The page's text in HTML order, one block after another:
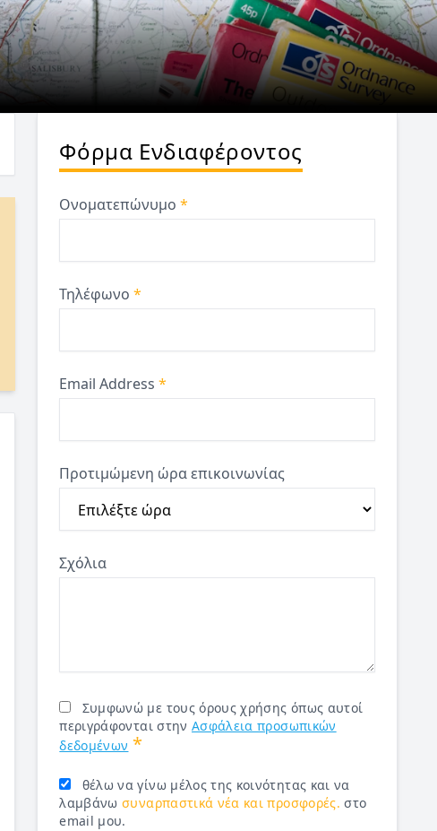
Φόρμα Ενδιαφέροντος
Ονοματεπώνυμο*
Τηλέφωνο*
Email Address*
Προτιμώμενη ώρα επικοινωνίας
Σχόλια
Συμφωνώ με τους όρους χρήσης όπως αυτοί
περιγράφονται στην Ασφάλεια προσωπικών
δεδομένων *
θέλω να γίνω μέλος της κοινότητας και να
λαμβάνωσυναρπαστικά νέα και προσφορές. στο
email μου.